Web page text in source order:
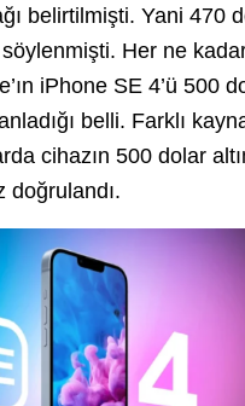
belirtilmişti. Yani 470
söylenmişti. Her ne
iPhone SE 4’ü 500
belli. Farklı
cihazın 500 dolar
doğrulandı.